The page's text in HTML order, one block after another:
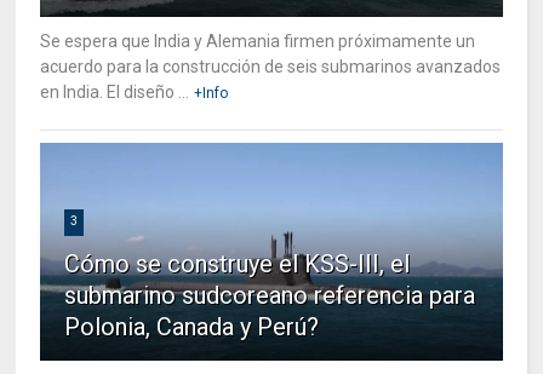
Se espera que India y Alemania firmen próximamente un
acuerdo para la construcción de seis submarinos avanzados
en India. El diseño ...
+Info
3
Cómo se construye el KSS-III, el
submarino sudcoreano referencia para
Polonia, Canada y Perú?